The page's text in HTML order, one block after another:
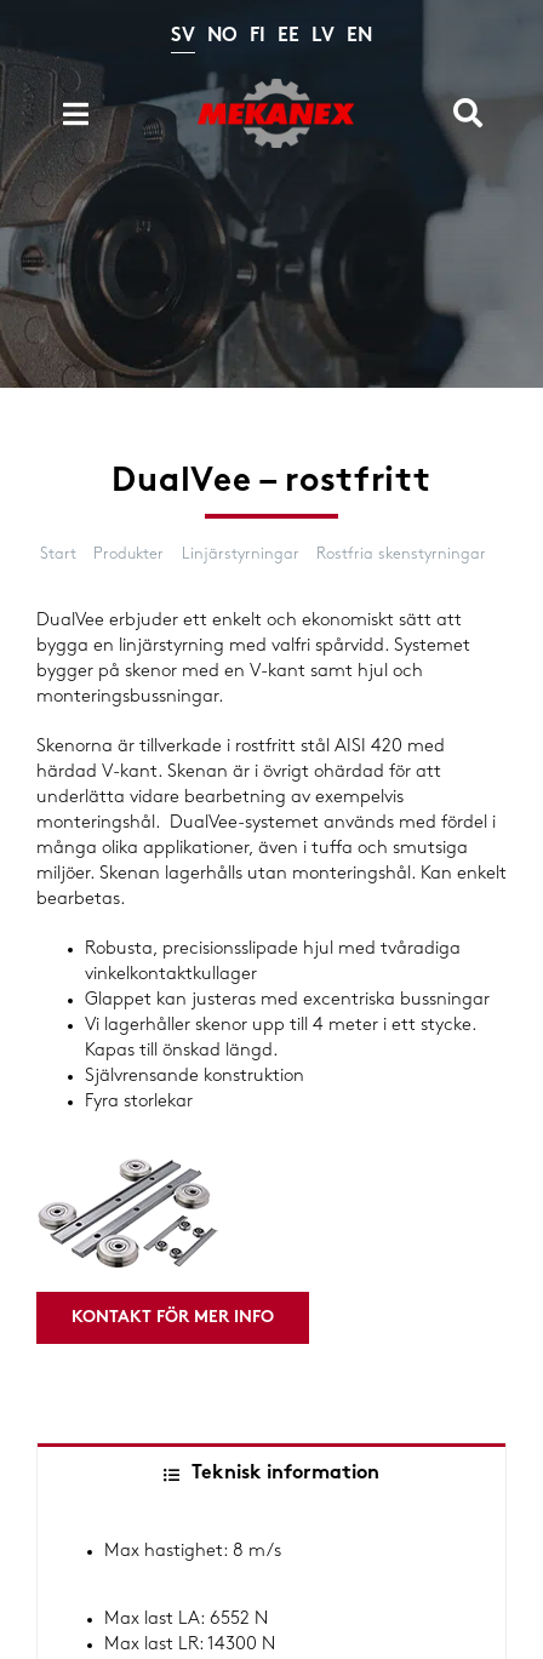
innehållet
SV NO FI EE LV EN
Toggle
Navigation
Produkter
Kataloger
Beräkningar
Nyheter
Toggle
Sök
efter:
DualVee – rostfritt
Start Produkter Linjärstyrningar
Rostfria skenstyrningar
DualVee erbjuder ett enkelt och ekonomiskt sätt att
bygga en linjärstyrning med valfri spårvidd. Systemet
bygger på skenor med en V-kant samt hjul och
monteringsbussningar.
Skenorna är tillverkade i rostfritt stål AISI 420 med
härdad V-kant. Skenan är i övrigt ohärdad för att
underlätta vidare bearbetning av exempelvis
monteringshål. DualVee-systemet används med fördel i
många olika applikationer, även i tuffa och smutsiga
miljöer. Skenan lagerhålls utan monteringshål. Kan enkelt
bearbetas.
Robusta, precisionsslipade hjul med tvåradiga
vinkelkontaktkullager
Glappet kan justeras med excentriska bussningar
Vi lagerhåller skenor upp till 4 meter i ett stycke.
Kapas till önskad längd.
Självrensande konstruktion
Fyra storlekar
KONTAKT FÖR MER INFO
Teknisk information
Max hastighet: 8 m/s
Max last LA: 6552 N
Max last LR: 14300 N